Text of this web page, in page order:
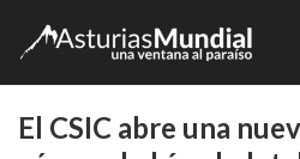
El CSIC abre una